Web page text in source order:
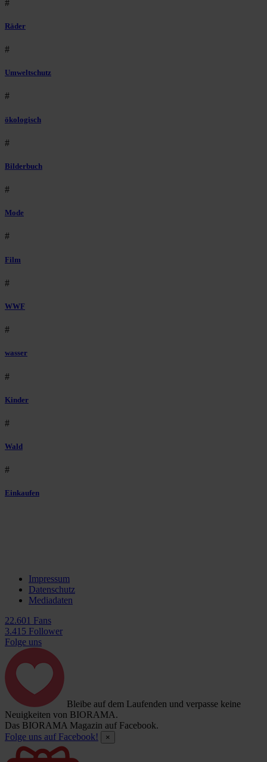
#
Räder
#
Umweltschutz
#
ökologisch
#
Bilderbuch
#
Mode
#
Film
#
WWF
#
wasser
#
Kinder
#
Wald
#
Einkaufen
Impressum
Datenschutz
Mediadaten
22.601 Fans
3.415 Follower
Folge uns
Bleibe auf dem Laufenden und verpasse keine
Neuigkeiten von BIORAMA.
Das BIORAMA Magazin auf Facebook.
Folge uns auf Facebook!
×